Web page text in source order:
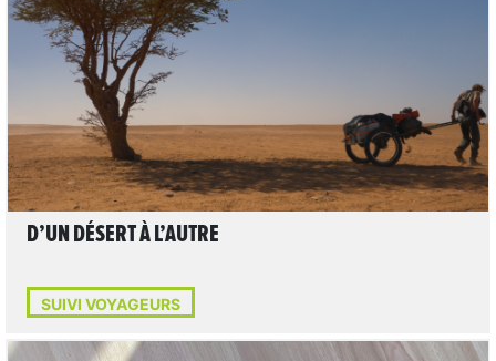
LIRE L'ARTICLE
D’UN DÉSERT À L’AUTRE
SUIVI VOYAGEURS